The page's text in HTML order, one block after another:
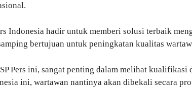
Indonesia hadir untuk memberi solusi terbaik
bertujuan untuk peningkatan kualitas
Pers ini, sangat penting dalam melihat
ini, wartawan nantinya akan dibekali secara